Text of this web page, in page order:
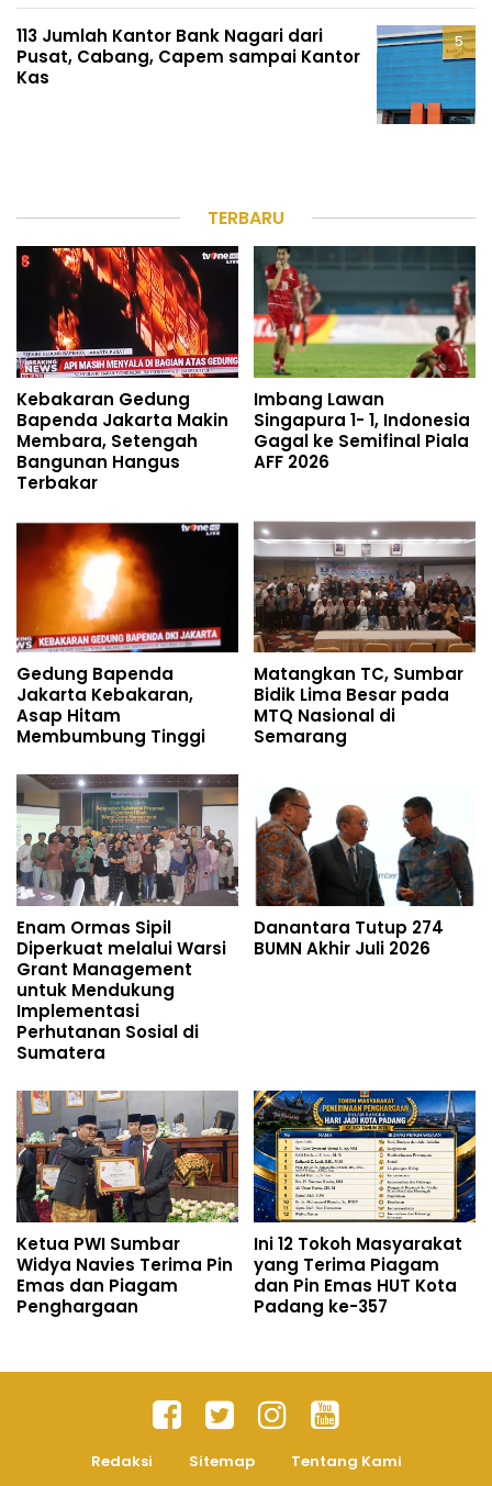
113 Jumlah Kantor Bank Nagari dari
Pusat, Cabang, Capem sampai Kantor
Kas
TERBARU
Kebakaran Gedung
Bapenda Jakarta Makin
Membara, Setengah
Bangunan Hangus
Terbakar
Imbang Lawan
Singapura 1- 1, Indonesia
Gagal ke Semifinal Piala
AFF 2026
Gedung Bapenda
Jakarta Kebakaran,
Asap Hitam
Membumbung Tinggi
Matangkan TC, Sumbar
Bidik Lima Besar pada
MTQ Nasional di
Semarang
Enam Ormas Sipil
Diperkuat melalui Warsi
Grant Management
untuk Mendukung
Implementasi
Perhutanan Sosial di
Sumatera
Danantara Tutup 274
BUMN Akhir Juli 2026
Ketua PWI Sumbar
Widya Navies Terima Pin
Emas dan Piagam
Penghargaan
Ini 12 Tokoh Masyarakat
yang Terima Piagam
dan Pin Emas HUT Kota
Padang ke-357
Redaksi Sitemap
Tentang Kami